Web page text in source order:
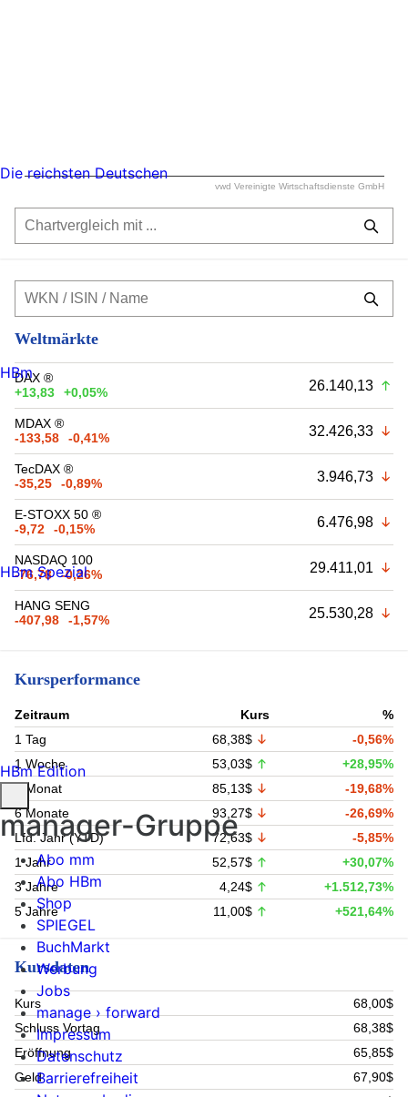
vwd Vereinigte Wirtschaftsdienste GmbH
Weltmärkte
DAX ®
+13,83
+0,05% 26.140,13
MDAX ®
-133,58
-0,41% 32.426,33
TecDAX ®
-35,25
-0,89% 3.946,73
E-STOXX 50 ®
-9,72
-0,15% 6.476,98
NASDAQ 100
-76,78
-0,26% 29.411,01
HANG SENG
-407,98
-1,57% 25.530,28
Kursperformance
Zeitraum Kurs
%
1 Tag
68,38$
-0,56%
1 Woche
53,03$
+28,95%
1 Monat
85,13$
-19,68%
6 Monate
93,27$
-26,69%
Lfd. Jahr (YTD)
72,63$
-5,85%
1 Jahr
52,57$
+30,07%
3 Jahre
4,24$
+1.512,73%
5 Jahre
11,00$ +521,64%
Kursdaten
Kurs
68,00$
Schluss Vortag
68,38$
Eröffnung
65,85$
Geld
67,90$
Die reichsten Deutschen
HBm
HBm Spezial
HBm Edition
manager-Gruppe
Abo mm
Abo HBm
Shop
SPIEGEL
BuchMarkt
Werbung
Jobs
manage › forward
Impressum
Datenschutz
Barrierefreiheit